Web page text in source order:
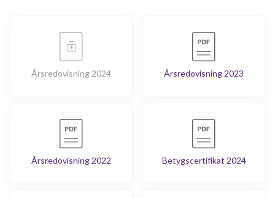
Årsredovisning 2024 Årsredovisning 2023
Årsredovisning 2022 Betygscertifikat 2024